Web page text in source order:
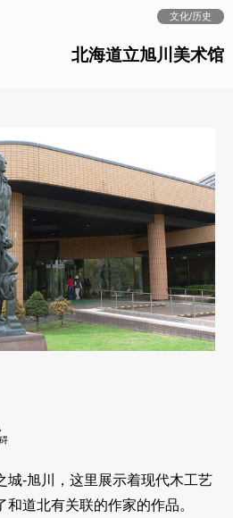
文化/历史
北海道立旭川美术馆
城-旭川，这里展示着现代木工艺
和道北有关联的作家的作品。